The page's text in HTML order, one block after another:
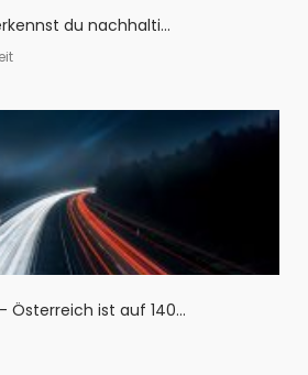
du nachhalti...
Österreich ist auf 140...